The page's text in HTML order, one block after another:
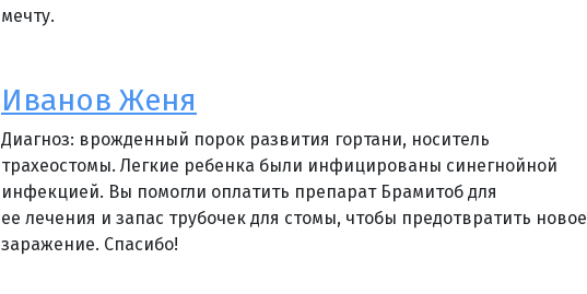
мечту.
Иванов Женя
Диагноз: врожденный порок развития гортани, носитель
трахеостомы. Легкие ребенка были инфицированы синегнойной
инфекцией. Вы помогли оплатить препарат Брамитоб для
ее лечения и запас трубочек для стомы, чтобы предотвратить новое
заражение. Спасибо!